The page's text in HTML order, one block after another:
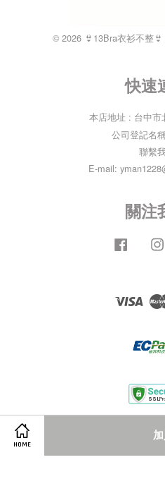
HOME
© 2026 👙13Bra衣衫不整
快速
本店地址 : 台中市
公司登記名
聯繫
E-mail:
關注
Facebook
Visa
隱私